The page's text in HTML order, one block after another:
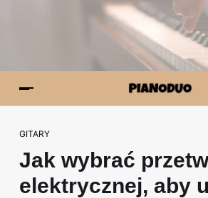
GITARY
Jak wybrać
elektrycznej, aby